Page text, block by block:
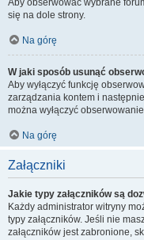
Aby obserwować wybrane
się na dole strony.
Na górę
W jaki sposób usunąć
Aby wyłączyć funkcję
zarządzania kontem i
można wyłączyć
Na górę
Załączniki
Jakie typy załączników są
Każdy administrator witryny
typy załączników. Jeśli nie
załączników jest zabronione,